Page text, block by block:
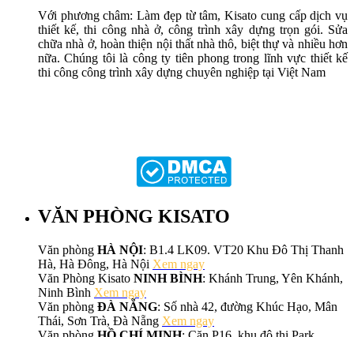
Với phương châm: Làm đẹp từ tâm, Kisato cung cấp dịch vụ
thiết kế, thi công nhà ở, công trình xây dựng trọn gói. Sửa
chữa nhà ở, hoàn thiện nội thất nhà thô, biệt thự và nhiều hơn
nữa. Chúng tôi là công ty tiên phong trong lĩnh vực thiết kế
thi công công trình xây dựng chuyên nghiệp tại Việt Nam
VĂN PHÒNG KISATO
Văn phòng HÀ NỘI: B1.4 LK09. VT20 Khu Đô Thị Thanh
Hà, Hà Đông, Hà Nội Xem ngay
Văn Phòng Kisato NINH BÌNH: Khánh Trung, Yên Khánh,
Ninh Bình Xem ngay
Văn phòng ĐÀ NẴNG: Số nhà 42, đường Khúc Hạo, Mân
Thái, Sơn Trà, Đà Nẵng Xem ngay